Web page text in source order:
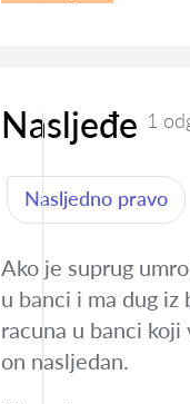
Nasljeđe 1
Nasljedno pravo
Ako je suprug
u banci i ma dug iz
racuna u banci
on nasljedan.